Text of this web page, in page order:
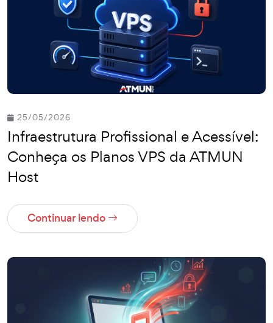
25/05/2026
Infraestrutura Profissional e Acessível:
Conheça os Planos VPS da ATMUN
Host
Continuar lendo